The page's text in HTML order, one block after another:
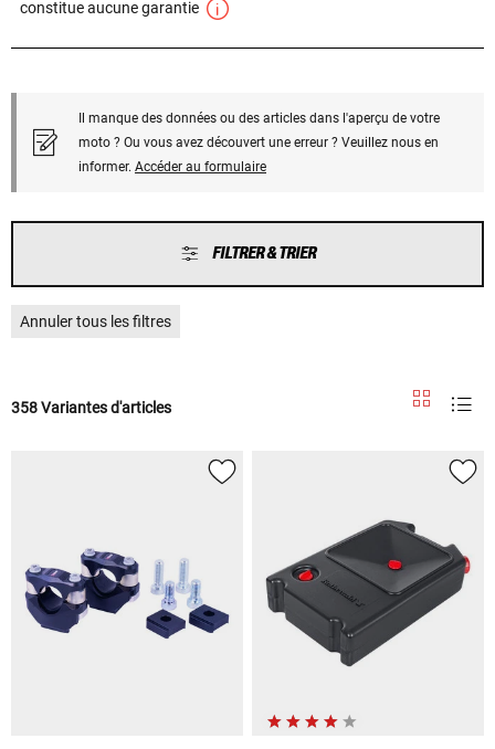
constitue aucune garantie
Il manque des données ou des articles dans l'aperçu de votre
moto ? Ou vous avez découvert une erreur ? Veuillez nous en
informer. Accéder au formulaire
FILTRER & TRIER
Annuler tous les filtres
358 Variantes d'articles